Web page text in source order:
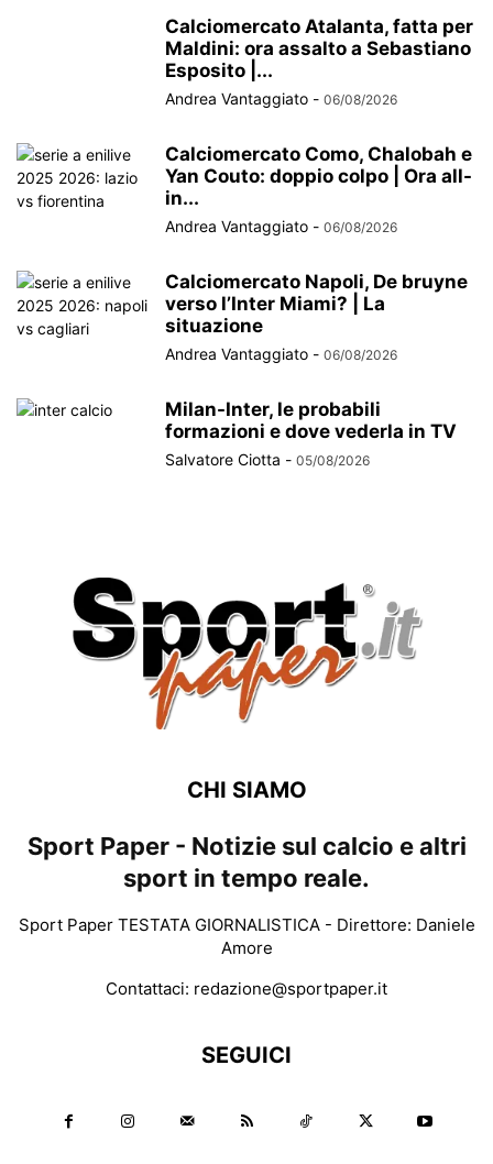
Calciomercato Atalanta, fatta per
Maldini: ora assalto a Sebastiano
Esposito |...
Andrea Vantaggiato - 06/08/2026
Calciomercato Como, Chalobah e
Yan Couto: doppio colpo | Ora all-
in...
Andrea Vantaggiato - 06/08/2026
Calciomercato Napoli, De bruyne
verso l’Inter Miami? | La
situazione
Andrea Vantaggiato - 06/08/2026
Milan-Inter, le probabili
formazioni e dove vederla in TV
Salvatore Ciotta - 05/08/2026
CHI SIAMO
Sport Paper - Notizie sul calcio e altri
sport in tempo reale.
Sport Paper TESTATA GIORNALISTICA - Direttore: Daniele
Amore
Contattaci: redazione@sportpaper.it
SEGUICI